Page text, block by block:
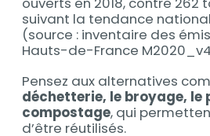
suivant la tendance
(source : inventaire des
Hauts-de-France
Pensez aux alternatives
déchetterie, le broyage, le
compostage, qui
d’être réutilisés.